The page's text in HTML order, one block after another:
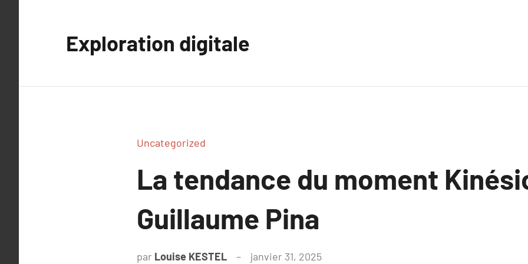
Exploration digitale
Uncategorized
La tendance du moment
Guillaume Pina
par Louise KESTEL janvier 31, 2025